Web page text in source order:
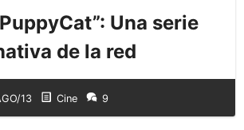
Una serie
de la red
13 Cine 9